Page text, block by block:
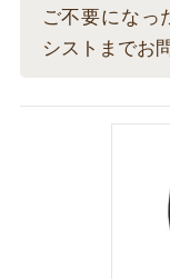
ご不要になっ
シストまでお